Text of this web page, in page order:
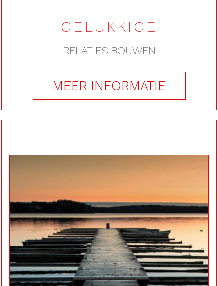
GELUKKIGE
RELATIES BOUWEN
MEER INFORMATIE
Zet de
datingservice
van het universum
voor je
aan het werk